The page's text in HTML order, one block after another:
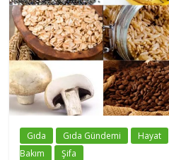
Gıda Gıda Gündemi Hayat
Bakım
Şifa